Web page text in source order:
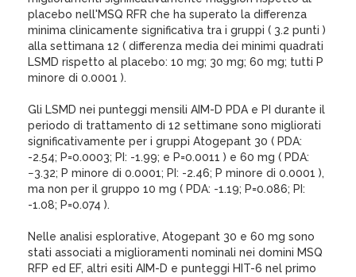
placebo nell'MSQ RFR che ha superato la differenza
minima clinicamente significativa tra i gruppi ( 3.2 punti )
alla settimana 12 ( differenza media dei minimi quadrati
LSMD rispetto al placebo: 10 mg; 30 mg; 60 mg; tutti P
minore di 0.0001 ).
Gli LSMD nei punteggi mensili AIM-D PDA e PI durante il
periodo di trattamento di 12 settimane sono migliorati
significativamente per i gruppi Atogepant 30 ( PDA:
-2.54; P=0.0003; PI: -1.99; e P=0.0011 ) e 60 mg ( PDA:
−3.32; P minore di 0.0001; PI: -2.46; P minore di 0.0001 ),
ma non per il gruppo 10 mg ( PDA: -1.19; P=0.086; PI:
-1.08; P=0.074 ).
Nelle analisi esplorative, Atogepant 30 e 60 mg sono
stati associati a miglioramenti nominali nei domini MSQ
RFP ed EF, altri esiti AIM-D e punteggi HIT-6 nel primo